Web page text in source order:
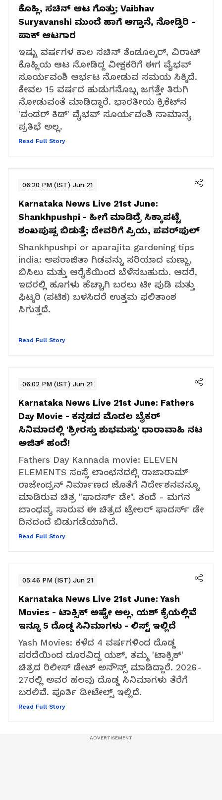
ಕೊಹ್ಲಿ, ಸಚಿನ್‌ ಆಟ ಗೊತ್ತು; Vaibhav
Suryavanshi ಮುಂದೆ ಹಾಗೆ ಆಗ್ತಾನೆ, ನೋಡ್ತಿರಿ -
ಪಾಕ್ ಆಟಗಾರ
ಇಷ್ಟು ವರ್ಷಗಳ ಕಾಲ ಸಚಿನ್ ತೆಂಡೂಲ್ಕರ್, ವಿರಾಟ್
ಕೊಹ್ಲಿಯ ಆಟ ನೋಡಿದ್ದ ವೀಕ್ಷಕರಿಗೆ ಈಗ ವೈಭವ್‌
ಸೂರ್ಯವಂಶಿ ಆರ್ಭಟ ನೋಡುವ ಸಮಯ ಸಿಕ್ಕಿದೆ.
ಕೇವಲ 15 ವರ್ಷದ ಹುಡುಗನೊಬ್ಬ ಜಗತ್ತೇ ತಿರುಗಿ
ನೋಡುವಂತೆ ಮಾಡಿದ್ದಾರೆ. ಭಾರತೀಯ ಕ್ರಿಕೆಟ್‌ನ
'ವಂಡರ್ ಕಿಡ್' ವೈಭವ್ ಸೂರ್ಯವಂಶಿ ಸಾಮಾನ್ಯ
ಪ್ರತಿಭೆ ಅಲ್ಲ.
Read Full Story
06:20 PM (IST) Jun 21
Karnataka News Live 21st June:
Shankhpushpi - ಹೀಗೆ ಮಾಡಿದ್ರೆ ಸಿಕ್ಕಾಪಟ್ಟೆ
ಶಂಖಪುಷ್ಪ ಬಿಡುತ್ತೆ; ದೇವರಿಗೆ ಪ್ರಿಯ, ಪವರ್‌ಫುಲ್‌
Shankhpushpi or aparajita gardening tips
india: ಅಪರಾಜಿತಾ ಗಿಡವನ್ನು ಸರಿಯಾದ ಮಣ್ಣು,
ಬಿಸಿಲು ಮತ್ತು ಆರೈಕೆಯಿಂದ ಬೆಳೆಸಬಹುದು. ಆದರೆ,
ಇದರಲ್ಲಿ ಹೂಗಳು ಹೆಚ್ಚಾಗಿ ಬರಲು ಟೀ ಪುಡಿ ಮತ್ತು
ಫಿಟ್ಕರಿ (ಪಟಿಕ) ಬಳಸಿದರೆ ಉತ್ತಮ ಫಲಿತಾಂಶ
ಸಿಗುತ್ತದೆ.
Read Full Story
06:02 PM (IST) Jun 21
Karnataka News Live 21st June: Fathers
Day Movie - ಕನ್ನಡದ ಮೊದಲ ಬೈಕರ್‌
ಸಿನಿಮಾದಲ್ಲಿ 'ಶ್ರೀರಸ್ತು ಶುಭಮಸ್ತು' ಧಾರಾವಾಹಿ ನಟ
ಅಜಿತ್‌ ಹಂದೆ!
Fathers Day Kannada movie: ELEVEN
ELEMENTS ಸಂಸ್ಥೆ ಲಾಂಛನದಲ್ಲಿ ರಾಜಾರಾಮ್
ರಾಜೇಂದ್ರನ್ ನಿರ್ಮಾಣದ ಜೊತೆಗೆ ನಿರ್ದೇಶನವನ್ನೂ
ಮಾಡಿರುವ ಚಿತ್ರ "ಫಾದರ್ಸ್ ಡೇ". ತಂದೆ - ಮಗನ
ಬಾಂಧವ್ಯ ಸಾರುವ ಈ ಚಿತ್ರದ ಟ್ರೇಲರ್ ಫಾದರ್ಸ್ ಡೇ
ದಿನದಂದೆ ಬಿಡುಗಡೆಯಾಗಿದೆ.
Read Full Story
05:46 PM (IST) Jun 21
Karnataka News Live 21st June: Yash
Movies - ಟಾಕ್ಸಿಕ್ ಅಷ್ಟೇ ಅಲ್ಲ, ಯಶ್ ಕೈಯಲ್ಲಿವೆ
ಇನ್ನೂ 5 ದೊಡ್ಡ ಸಿನಿಮಾಗಳು - ಲಿಸ್ಟ್ ಇಲ್ಲಿದೆ
Yash Movies: ಕಳೆದ 4 ವರ್ಷಗಳಿಂದ ದೊಡ್ಡ
ಪರದೆಯಿಂದ ದೂರವಿದ್ದ ಯಶ್, ತಮ್ಮ 'ಟಾಕ್ಸಿಕ್'
ಚಿತ್ರದ ರಿಲೀಸ್ ಡೇಟ್ ಅನೌನ್ಸ್ ಮಾಡಿದ್ದಾರೆ. 2026-
27ರಲ್ಲಿ ಅವರ ಹಲವು ದೊಡ್ಡ ಸಿನಿಮಾಗಳು ತೆರೆಗೆ
ಬರಲಿವೆ. ಪೂರ್ತಿ ಡೀಟೇಲ್ಸ್ ಇಲ್ಲಿದೆ.
Read Full Story